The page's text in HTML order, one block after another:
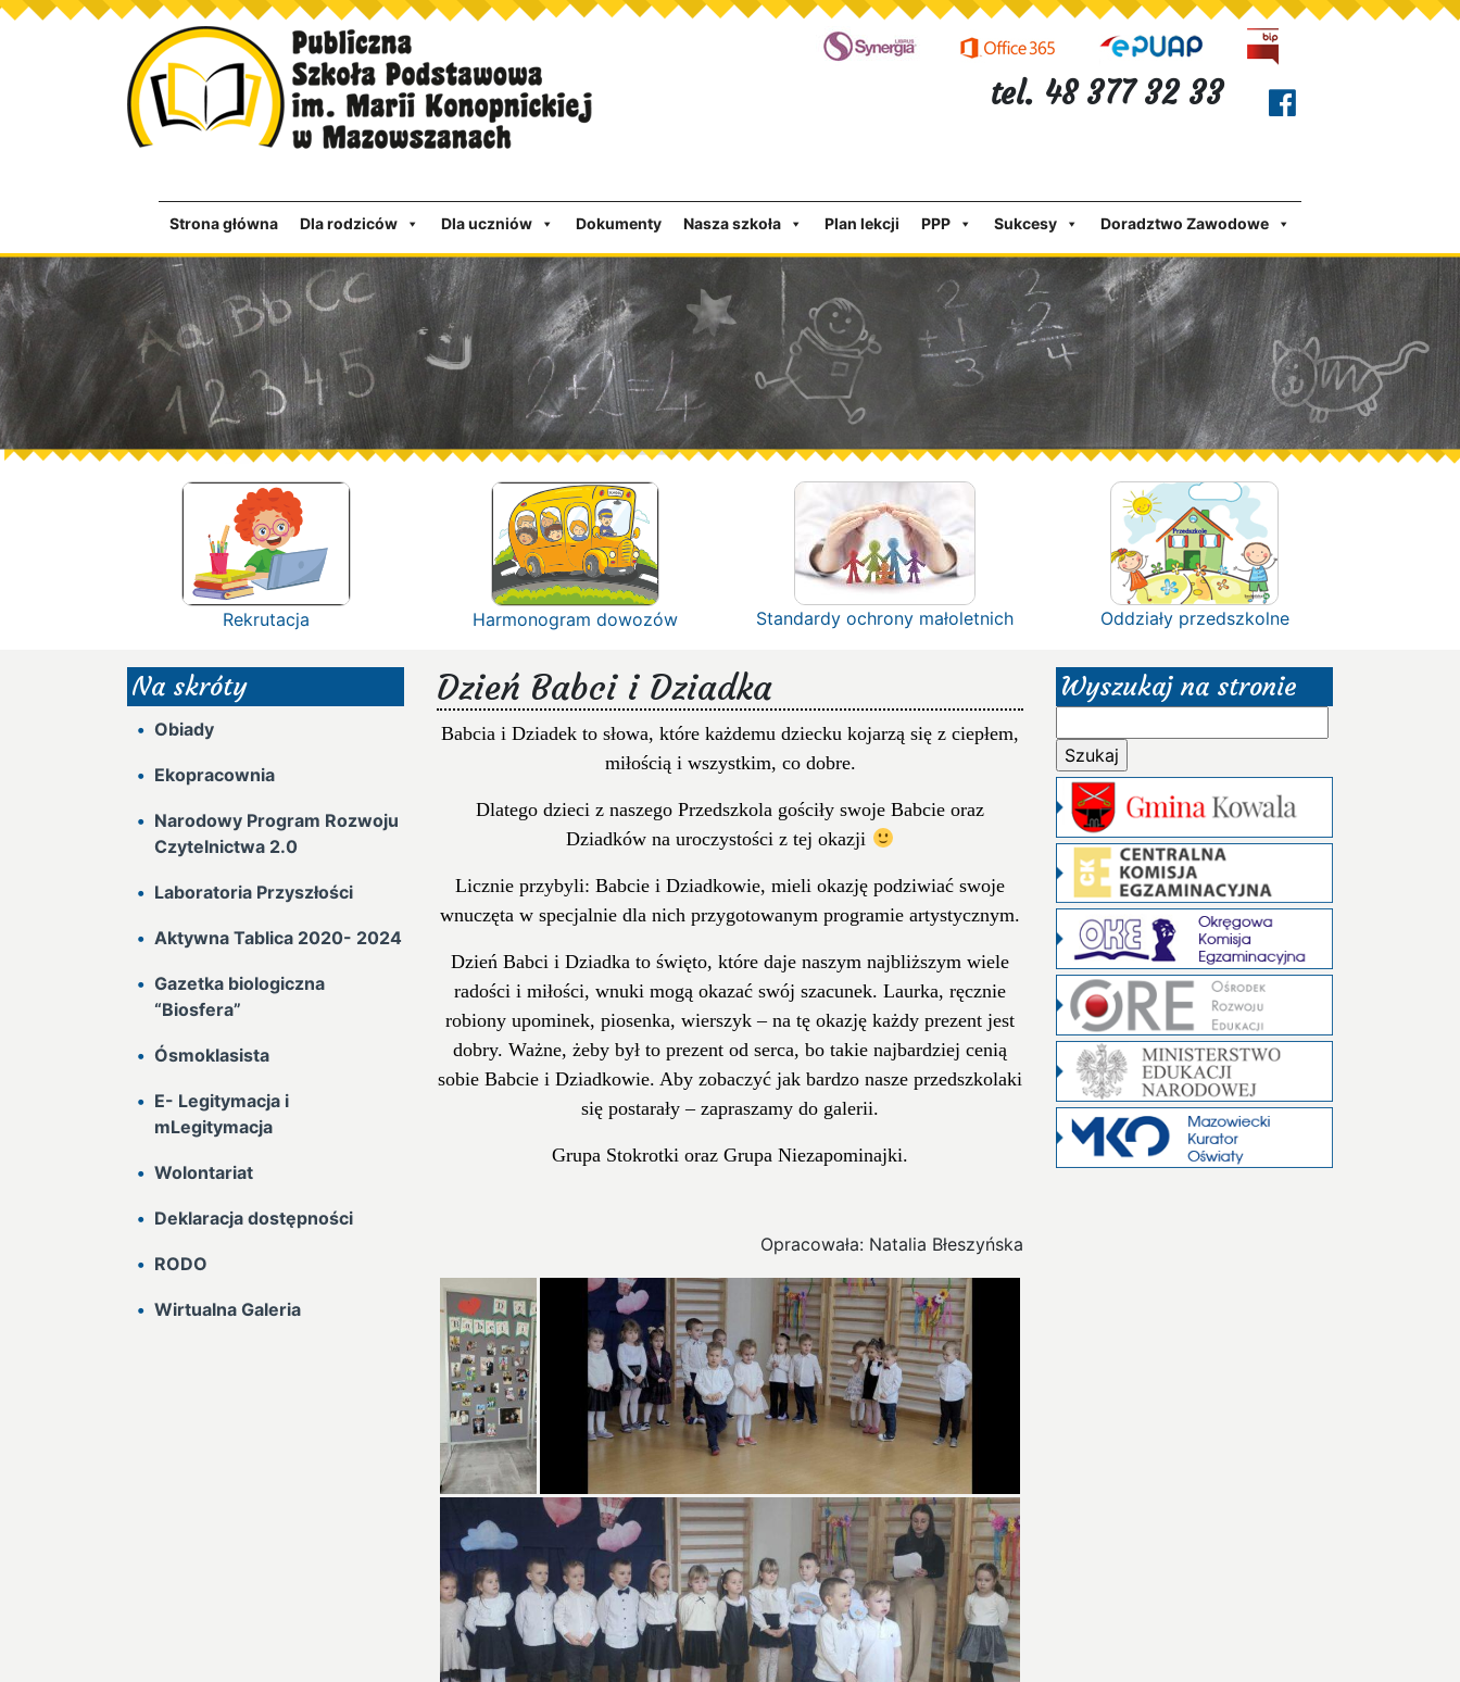
tel. 48 377 32 33
Strona główna Dla rodziców Dla uczniów Dokumenty Nasza szkoła Plan lekcji PPP Sukcesy Doradztwo Zawodowe
Rekrutacja Harmonogram dowozów Standardy ochrony małoletnich Oddziały przedszkolne
Na skróty
Obiady
Ekopracownia
Narodowy Program Rozwoju
Czytelnictwa 2.0
Laboratoria Przyszłości
Aktywna Tablica 2020- 2024
Gazetka biologiczna
“Biosfera”
Ósmoklasista
E- Legitymacja i
mLegitymacja
Wolontariat
Deklaracja dostępności
RODO
Wirtualna Galeria
Dzień Babci i Dziadka
Babcia i Dziadek to słowa, które każdemu dziecku kojarzą się z ciepłem,
miłością i wszystkim, co dobre.
Dlatego dzieci z naszego Przedszkola gościły swoje Babcie oraz
Dziadków na uroczystości z tej okazji
Licznie przybyli: Babcie i Dziadkowie, mieli okazję podziwiać swoje
wnuczęta w specjalnie dla nich przygotowanym programie artystycznym.
Dzień Babci i Dziadka to święto, które daje naszym najbliższym wiele
radości i miłości, wnuki mogą okazać swój szacunek. Laurka, ręcznie
robiony upominek, piosenka, wierszyk – na tę okazję każdy prezent jest
dobry. Ważne, żeby był to prezent od serca, bo takie najbardziej cenią
sobie Babcie i Dziadkowie. Aby zobaczyć jak bardzo nasze przedszkolaki
się postarały – zapraszamy do galerii.
Grupa Stokrotki oraz Grupa Niezapominajki.
Opracowała: Natalia Błeszyńska
Wyszukaj na stronie